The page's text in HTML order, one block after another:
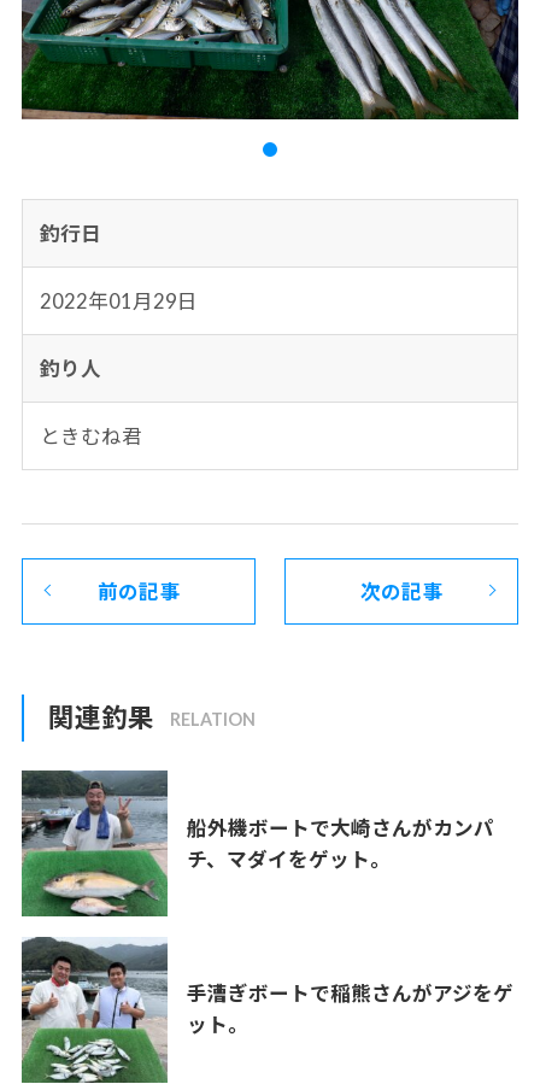
釣行日
2022年01月29日
釣り人
ときむね君
前の記事 次の記事
関連釣果
船外機ボートで大崎さんがカンパ
チ、マダイをゲット。
手漕ぎボートで稲熊さんがアジをゲ
ット。